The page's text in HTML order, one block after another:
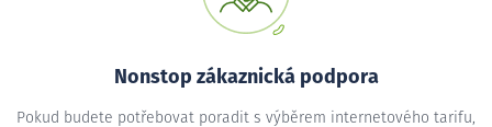
Nonstop zákaznická podpora
Pokud budete potřebovat poradit s výběrem internetového tarifu,